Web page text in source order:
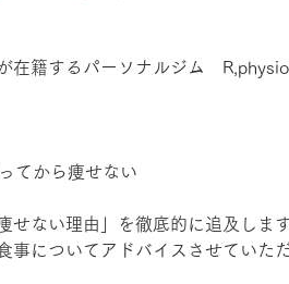
在籍するパーソナルジム　
てから痩せない
せない理由」を徹底的に追及します
事についてアドバイスさせていた